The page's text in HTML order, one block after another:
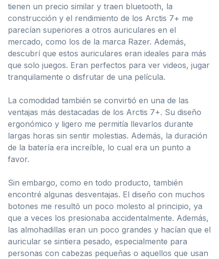
tienen un precio similar y traen bluetooth, la
construcción y el rendimiento de los Arctis 7+ me
parecían superiores a otros auriculares en el
mercado, como los de la marca Razer. Además,
descubrí que estos auriculares eran ideales para más
que solo juegos. Eran perfectos para ver videos, jugar
tranquilamente o disfrutar de una película.
La comodidad también se convirtió en una de las
ventajas más destacadas de los Arctis 7+. Su diseño
ergonómico y ligero me permitía llevarlos durante
largas horas sin sentir molestias. Además, la duración
de la batería era increíble, lo cual era un punto a
favor.
Sin embargo, como en todo producto, también
encontré algunas desventajas. El diseño con muchos
botones me resultó un poco molesto al principio, ya
que a veces los presionaba accidentalmente. Además,
las almohadillas eran un poco grandes y hacían que el
auricular se sintiera pesado, especialmente para
personas con cabezas pequeñas o aquellos que usan